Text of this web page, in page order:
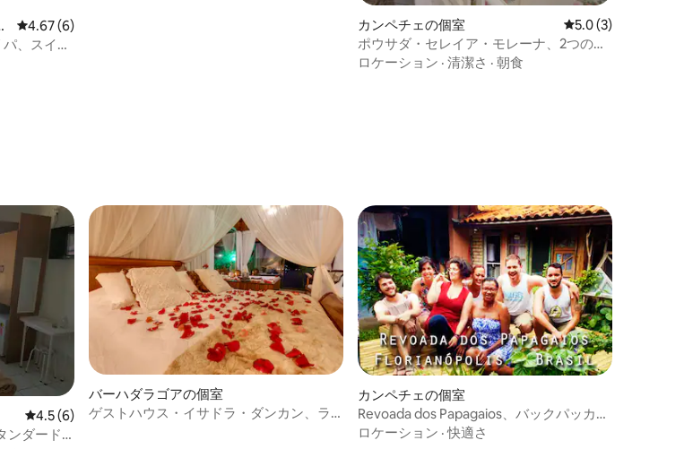
レビュー6件、5つ星中4.67つ星の平均評価
4.67 (6)
、スイー
カンペチェの個室 レビュー3件、5つ
5.0 (3)
ポウサダ・セレイア・モレーナ、2つのベ
ッドを備えたダブルルーム。
ロケーション · 清潔さ · 朝食
レビュー6件、5つ星中4.5つ星の平均評価
4.5 (6)
ンダード
バーハダラゴアの個室
ゲストハウス・イサドラ・ダンカン、ラ
カンペチェの個室
Revoada dos Papagaios、バックパッカー
ズルーム1
ロケーション ·快適さ